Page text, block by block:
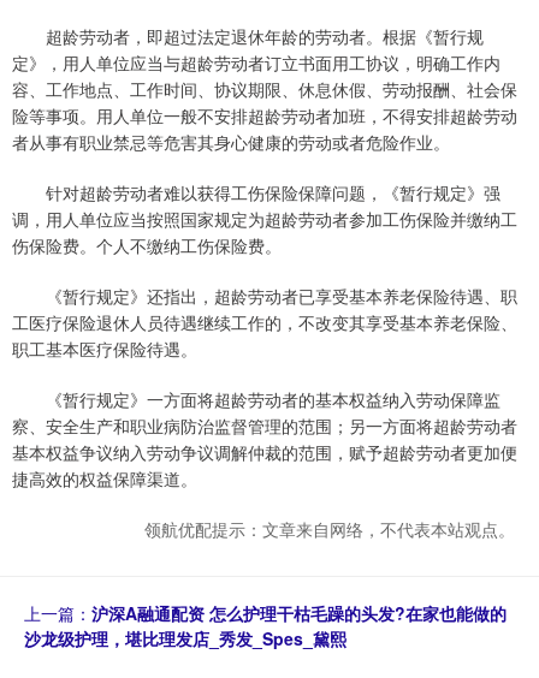
超龄劳动者，即超过法定退休年龄的劳动者。根据《暂行规
定》，用人单位应当与超龄劳动者订立书面用工协议，明确工作内
容、工作地点、工作时间、协议期限、休息休假、劳动报酬、社会保
险等事项。用人单位一般不安排超龄劳动者加班，不得安排超龄劳动
者从事有职业禁忌等危害其身心健康的劳动或者危险作业。
针对超龄劳动者难以获得工伤保险保障问题，《暂行规定》强
调，用人单位应当按照国家规定为超龄劳动者参加工伤保险并缴纳工
伤保险费。个人不缴纳工伤保险费。
《暂行规定》还指出，超龄劳动者已享受基本养老保险待遇、职
工医疗保险退休人员待遇继续工作的，不改变其享受基本养老保险、
职工基本医疗保险待遇。
《暂行规定》一方面将超龄劳动者的基本权益纳入劳动保障监
察、安全生产和职业病防治监督管理的范围；另一方面将超龄劳动者
基本权益争议纳入劳动争议调解仲裁的范围，赋予超龄劳动者更加便
捷高效的权益保障渠道。
领航优配提示：文章来自网络，不代表本站观点。
上一篇： 沪深A融通配资 怎么护理干枯毛躁的头发?在家也能做的
沙龙级护理，堪比理发店_秀发_Spes_黛熙